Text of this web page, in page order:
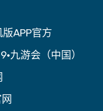
APP官方
九游会（中国）